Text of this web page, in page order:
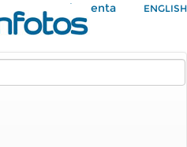
Mi Cuenta ENGLISH